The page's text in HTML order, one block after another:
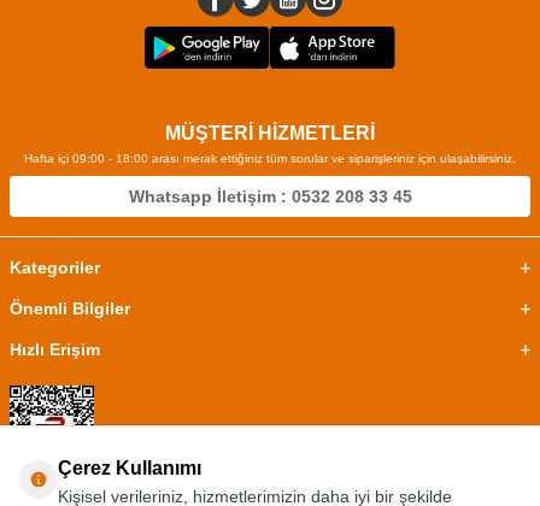
MÜŞTERİ HİZMETLERİ
Hafta içi 09:00 - 18:00 arası merak ettiğiniz tüm sorular ve siparişleriniz için ulaşabilirsiniz.
Whatsapp İletişim : 0532 208 33 45
Kategoriler
Önemli Bilgiler
Hızlı Erişim
Çerez Kullanımı
Kişisel verileriniz, hizmetlerimizin daha iyi bir şekilde